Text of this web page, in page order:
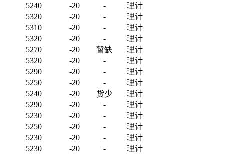
5240 -20 -
理计
5320 -20 -
理计
5310 -20 -
理计
5320 -20 -
理计
5270 -20 暂缺
理计
5320 -20 -
理计
5290 -20 -
理计
5250 -20 -
理计
5240 -20 货少
理计
5290 -20 -
理计
5230 -20 -
理计
5250 -20 -
理计
5230 -20 -
理计
5230 -20 -
理计